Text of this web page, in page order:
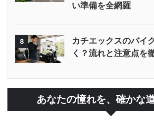
い準備を全網羅
8
カチエックスのバイ
く？流れと注意点を
あなたの憧れを、確かな道